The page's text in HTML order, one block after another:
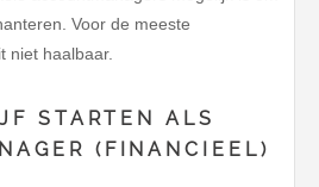
Voor de meeste
niet haalbaar.
STARTEN ALS
(FINANCIEEL)